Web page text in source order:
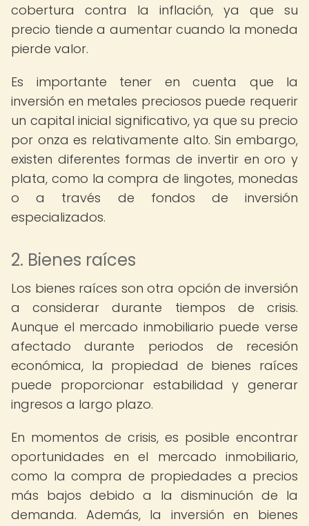
cobertura contra la inflación, ya que su
precio tiende a aumentar cuando la moneda
pierde valor.
Es importante tener en cuenta que la
inversión en metales preciosos puede requerir
un capital inicial significativo, ya que su precio
por onza es relativamente alto. Sin embargo,
existen diferentes formas de invertir en oro y
plata, como la compra de lingotes, monedas
o a través de fondos de inversión
especializados.
2. Bienes raíces
Los bienes raíces son otra opción de inversión
a considerar durante tiempos de crisis.
Aunque el mercado inmobiliario puede verse
afectado durante periodos de recesión
económica, la propiedad de bienes raíces
puede proporcionar estabilidad y generar
ingresos a largo plazo.
En momentos de crisis, es posible encontrar
oportunidades en el mercado inmobiliario,
como la compra de propiedades a precios
más bajos debido a la disminución de la
demanda. Además, la inversión en bienes